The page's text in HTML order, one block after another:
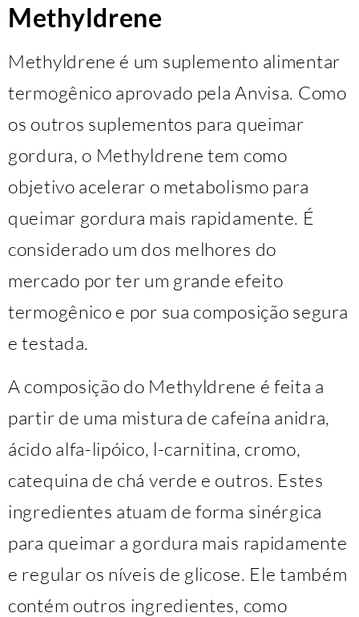
Methyldrene
Methyldrene é um suplemento alimentar
termogênico aprovado pela Anvisa. Como
os outros suplementos para queimar
gordura, o Methyldrene tem como
objetivo acelerar o metabolismo para
queimar gordura mais rapidamente. É
considerado um dos melhores do
mercado por ter um grande efeito
termogênico e por sua composição segura
e testada.
A composição do Methyldrene é feita a
partir de uma mistura de cafeína anidra,
ácido alfa-lipóico, l-carnitina, cromo,
catequina de chá verde e outros. Estes
ingredientes atuam de forma sinérgica
para queimar a gordura mais rapidamente
e regular os níveis de glicose. Ele também
contém outros ingredientes, como